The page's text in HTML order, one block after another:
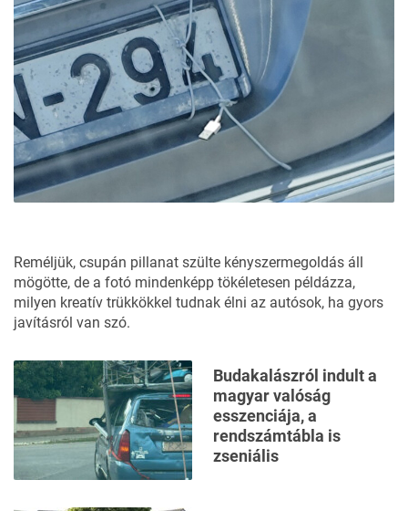
Reméljük, csupán pillanat szülte kényszermegoldás áll
mögötte, de a fotó mindenképp tökéletesen példázza,
milyen kreatív trükkökkel tudnak élni az autósok, ha gyors
javításról van szó.
Budakalászról indult a
magyar valóság
esszenciája, a
rendszámtábla is
zseniális